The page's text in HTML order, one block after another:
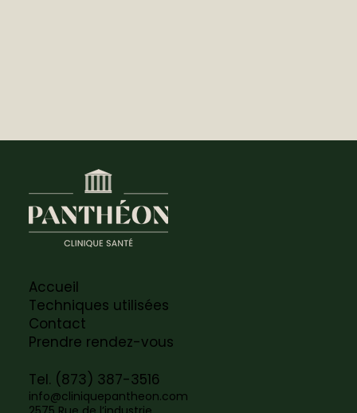
Accueil
Techniques utilisées
Contact
Prendre rendez-vous
Tel. (873) 387-3516
info@cliniquepantheon.com